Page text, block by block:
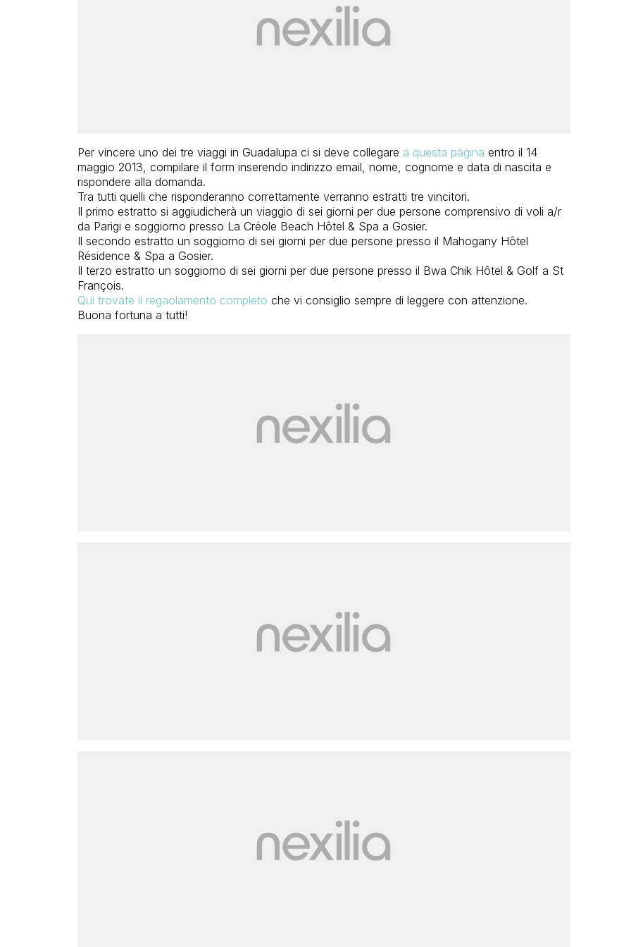
Per vincere uno dei tre viaggi in Guadalupa ci si deve collegare a questa pagina entro il 14
maggio 2013, compilare il form inserendo indirizzo email, nome, cognome e data di nascita e
rispondere alla domanda.
Tra tutti quelli che risponderanno correttamente verranno estratti tre vincitori.
Il primo estratto si aggiudicherà un viaggio di sei giorni per due persone comprensivo di voli a/r
da Parigi e soggiorno presso La Créole Beach Hôtel & Spa a Gosier.
Il secondo estratto un soggiorno di sei giorni per due persone presso il Mahogany Hôtel
Résidence & Spa a Gosier.
Il terzo estratto un soggiorno di sei giorni per due persone presso il Bwa Chik Hôtel & Golf a St
François.
Qui trovate il regaolamento completo che vi consiglio sempre di leggere con attenzione.
Buona fortuna a tutti!